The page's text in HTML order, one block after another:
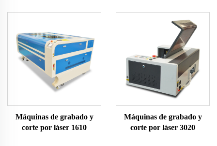
Máquinas de grabado y
corte por láser 1610
Máquinas de grabado y
corte por láser 3020